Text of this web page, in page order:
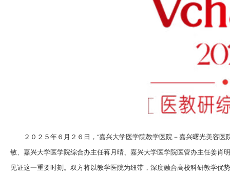
２０２５年６月２６日，“嘉兴大学医学院教学医院－嘉兴曙光美容
敏、嘉兴大学医学院综合办主任蒋月晴、嘉兴大学医学院医管办主任姜
见证这一重要时刻。双方将以教学医院为纽带，深度融合高校科研教学